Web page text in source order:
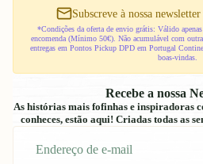
Subscreve à nossa
*Condições da oferta de envio grátis: Válido
encomenda (Mínimo 50€). Não acumulável com
entregas em Pontos Pickup DPD em Portugal
boas-vindas.
Recebe a nossa
As histórias mais fofinhas e inspiradoras
conheces, estão aqui! Criadas todas as